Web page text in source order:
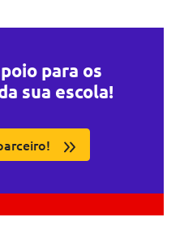
para os
sua escola!